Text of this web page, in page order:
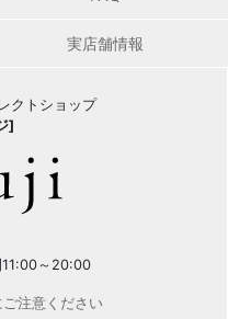
実店舗情報
クトショップ
]
～20:00
注意ください